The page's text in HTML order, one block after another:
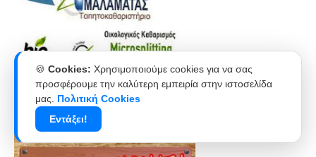
🍪 Cookies: Χρησιμοποιούμε cookies για να σας
προσφέρουμε την καλύτερη εμπειρία στην ιστοσελίδα
μας. Πολιτική Cookies
Εντάξει!